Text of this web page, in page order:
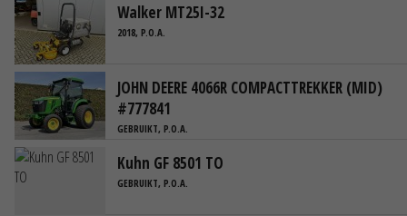
Walker MT25I-32
2018, P.O.A.
JOHN DEERE 4066R COMPACTTREKKER (MID)
#777841
GEBRUIKT, P.O.A.
Kuhn GF 8501 TO
GEBRUIKT, P.O.A.